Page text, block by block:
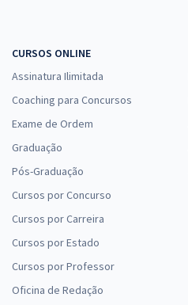
CURSOS ONLINE
Assinatura Ilimitada
Coaching para Concursos
Exame de Ordem
Graduação
Pós-Graduação
Cursos por Concurso
Cursos por Carreira
Cursos por Estado
Cursos por Professor
Oficina de Redação